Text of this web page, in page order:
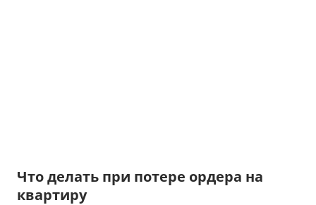
Что делать при потере ордера на
квартиру